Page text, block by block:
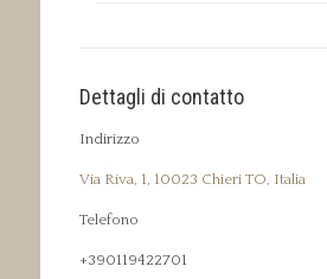
Dettagli di contatto
Indirizzo
Via Riva, 1, 10023 Chieri TO, Italia
Telefono
+390119422701